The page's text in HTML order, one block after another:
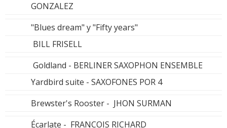
GONZALEZ
"Blues dream" y "Fifty years"
BILL FRISELL
Goldland - BERLINER SAXOPHON ENSEMBLE
Yardbird suite - SAXOFONES POR 4
Brewster's Rooster - JHON SURMAN
Écarlate - FRANCOIS RICHARD